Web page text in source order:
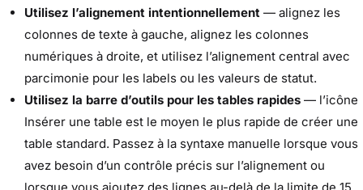
Utilisez l’alignement intentionnellement — alignez les
colonnes de texte à gauche, alignez les colonnes
numériques à droite, et utilisez l’alignement central avec
parcimonie pour les labels ou les valeurs de statut.
Utilisez la barre d’outils pour les tables rapides — l’icône
Insérer une table est le moyen le plus rapide de créer une
table standard. Passez à la syntaxe manuelle lorsque vous
avez besoin d’un contrôle précis sur l’alignement ou